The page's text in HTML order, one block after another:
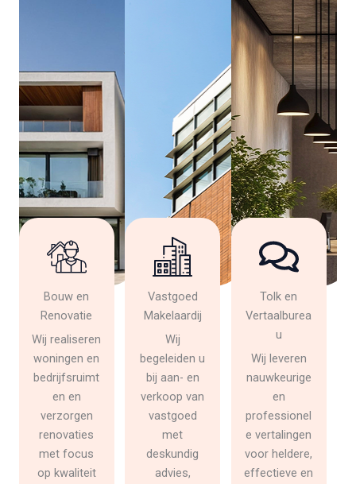
Bouw en
Renovatie
Wij realiseren
woningen en
bedrijfsruimt
en en
verzorgen
renovaties
met focus
op kwaliteit
Vastgoed
Makelaardij
Wij
begeleiden u
bij aan- en
verkoop van
vastgoed
met
deskundig
advies,
Tolk en
Vertaalburea
u
Wij leveren
nauwkeurige
en
professionel
e vertalingen
voor heldere,
effectieve en